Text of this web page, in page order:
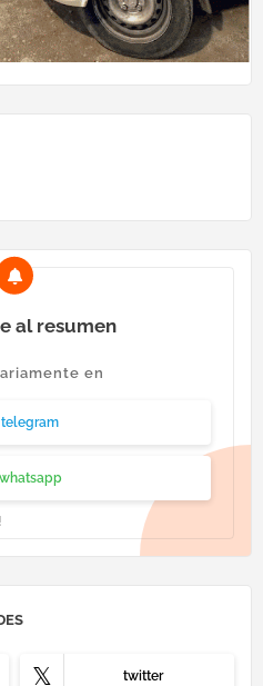
al resumen
en
telegram
whatsapp
twitter